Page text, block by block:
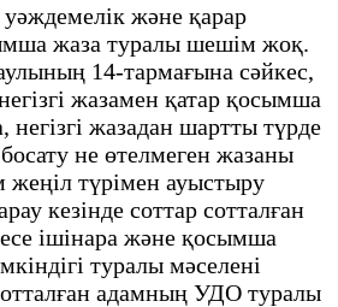
және қарар
жаза туралы шешім жоқ.
14-тармағына сәйкес,
жазамен қатар қосымша
негізгі жазадан шартты түрде
не өтелмеген жазаны
түрімен ауыстыру
кезінде соттар сотталған
ішінара және қосымша
туралы мәселені
адамның УДО туралы